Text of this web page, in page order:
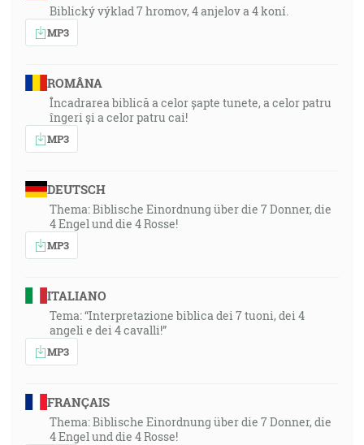
Biblický výklad 7 hromov, 4 anjelov a 4 koní.
MP3
ROMÂNA
Încadrarea biblică a celor șapte tunete, a celor patru
îngeri și a celor patru cai!
MP3
DEUTSCH
Thema: Biblische Einordnung über die 7 Donner, die
4 Engel und die 4 Rosse!
MP3
ITALIANO
Tema: “Interpretazione biblica dei 7 tuoni, dei 4
angeli e dei 4 cavalli!”
MP3
FRANÇAIS
Thema: Biblische Einordnung über die 7 Donner, die
4 Engel und die 4 Rosse!